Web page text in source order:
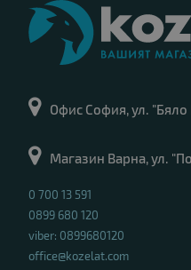
Офис София, ул. "Бяло
Магазин Варна, ул.
0 700 13 591
0899 680 120
viber: 0899680120
office@kozelat.com